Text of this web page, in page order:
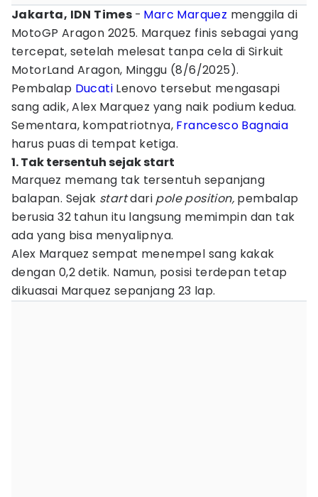
Jakarta, IDN Times - Marc Marquez menggila di
MotoGP Aragon 2025. Marquez finis sebagai yang
tercepat, setelah melesat tanpa cela di Sirkuit
MotorLand Aragon, Minggu (8/6/2025).
Pembalap Ducati Lenovo tersebut mengasapi
sang adik, Alex Marquez yang naik podium kedua.
Sementara, kompatriotnya, Francesco Bagnaia
harus puas di tempat ketiga.
1. Tak tersentuh sejak start
Marquez memang tak tersentuh sepanjang
balapan. Sejak startdari pole position, pembalap
berusia 32 tahun itu langsung memimpin dan tak
ada yang bisa menyalipnya.
Alex Marquez sempat menempel sang kakak
dengan 0,2 detik. Namun, posisi terdepan tetap
dikuasai Marquez sepanjang 23 lap.